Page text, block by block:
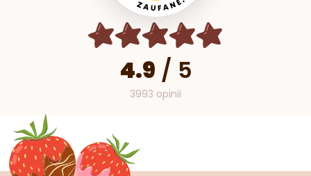
4.9 / 5
3993 opinii